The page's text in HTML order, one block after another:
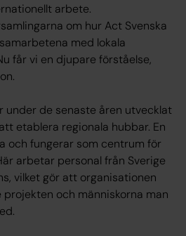
arbete.
om hur Act Svenska
med lokala
får vi en djupare förståelse,
under de senaste åren utvecklat
etablera regionala hubbar. En
och fungerar som centrum för
arbetar personal från Sverige
vilket gör att organisationen
och människorna man